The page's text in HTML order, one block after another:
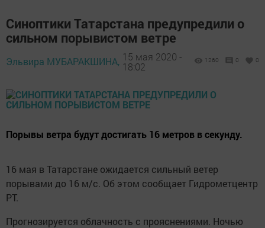
Синоптики Татарстана предупредили о
сильном порывистом ветре
Эльвира МУБАРАКШИНА, 15 мая 2020 -
18:02
1260 0 0
Порывы ветра будут достигать 16 метров в секунду.
16 мая в Татарстане ожидается сильный ветер
порывами до 16 м/с. Об этом сообщает Гидрометцентр
РТ.
Прогнозируется облачность с прояснениями. Ночью